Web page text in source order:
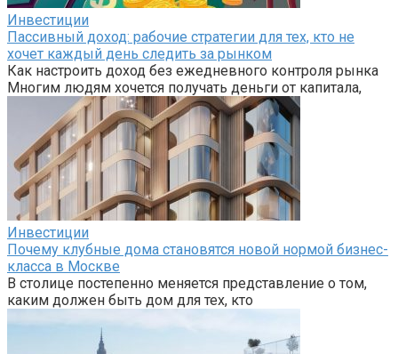
Инвестиции
Пассивный доход: рабочие стратегии для тех, кто не
хочет каждый день следить за рынком
Как настроить доход без ежедневного контроля рынка
Многим людям хочется получать деньги от капитала,
Инвестиции
Почему клубные дома становятся новой нормой бизнес-
класса в Москве
В столице постепенно меняется представление о том,
каким должен быть дом для тех, кто